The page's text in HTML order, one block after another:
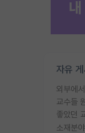
자유
외부에
교수들
좋았던
소재분